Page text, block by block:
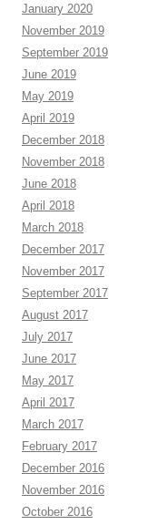
January 2020
November 2019
September 2019
June 2019
May 2019
April 2019
December 2018
November 2018
June 2018
April 2018
March 2018
December 2017
November 2017
September 2017
August 2017
July 2017
June 2017
May 2017
April 2017
March 2017
February 2017
December 2016
November 2016
October 2016